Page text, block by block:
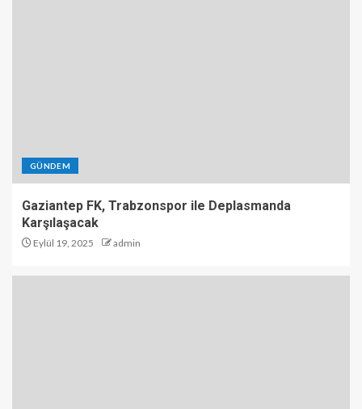
GÜNDEM
Gaziantep FK, Trabzonspor ile Deplasmanda
Karşılaşacak
Eylül 19, 2025 admin